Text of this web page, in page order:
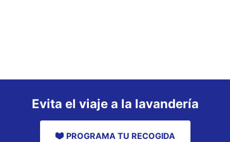
Evita el viaje a la lavandería
PROGRAMA TU RECOGIDA